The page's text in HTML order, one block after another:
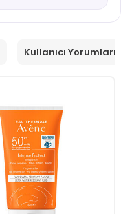
Kullanıcı Yorumları